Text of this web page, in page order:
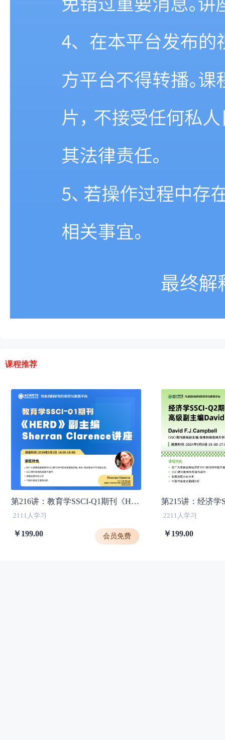
课程推荐
第216讲：教育学SSCI-Q1期刊《HERD》副主编Sherran Clarence讲座
2111人学习
￥199.00 会员免费
2211人学习
￥199.00